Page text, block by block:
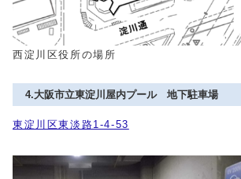
西淀川区役所の場所
4.大阪市立東淀川屋内プール 地下駐車場
東淀川区東淡路1-4-53